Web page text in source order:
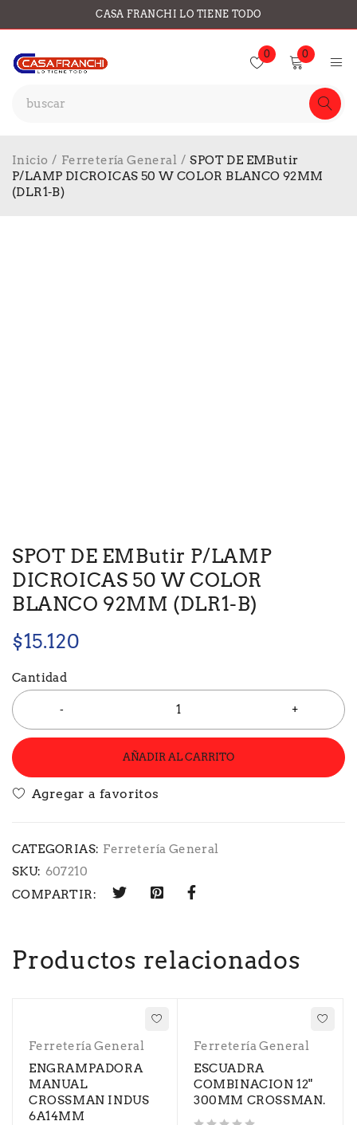
CASA FRANCHI LO TIENE TODO
0 0
Inicio / Ferretería General / SPOT DE EMButir
P/LAMP DICROICAS 50 W COLOR BLANCO 92MM
(DLR1-B)
SPOT DE EMButir P/LAMP
DICROICAS 50 W COLOR
BLANCO 92MM (DLR1-B)
$15.120
Cantidad
AÑADIR AL CARRITO
CATEGORIAS: Ferretería General
SKU: 607210
COMPARTIR:
Productos relacionados
Ferretería General
ENGRAMPADORA
MANUAL
CROSSMAN INDUS
6A14MM
Ferretería General
ESCUADRA
COMBINACION 12"
300MM CROSSMAN.